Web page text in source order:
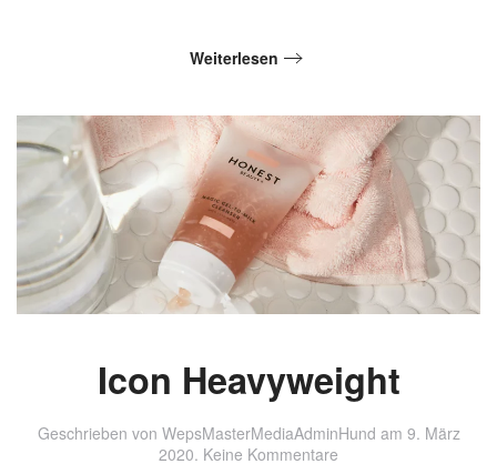
Weiterlesen
Icon Heavyweight
Geschrieben von WepsMasterMediaAdminHund am 9. März
2020. Keine Kommentare